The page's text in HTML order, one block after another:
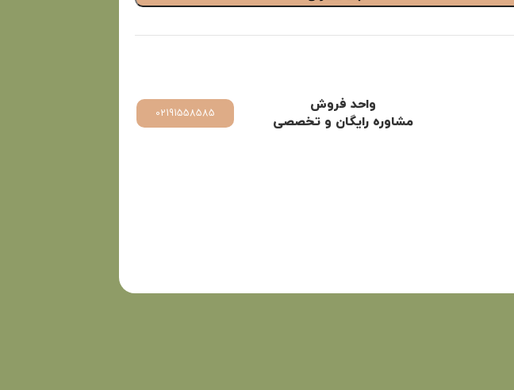
واحد فروش
مشاوره رایگان و تخصصی
02191558585